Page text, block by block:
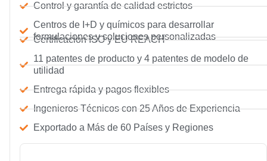
Control y garantía de calidad estrictos
Centros de I+D y químicos para desarrollar
formulaciones y soluciones personalizadas
Certificación ISO y EU REACH
11 patentes de producto y 4 patentes de modelo de
utilidad
Entrega rápida y pagos flexibles
Ingenieros Técnicos con 25 Años de Experiencia
Exportado a Más de 60 Países y Regiones